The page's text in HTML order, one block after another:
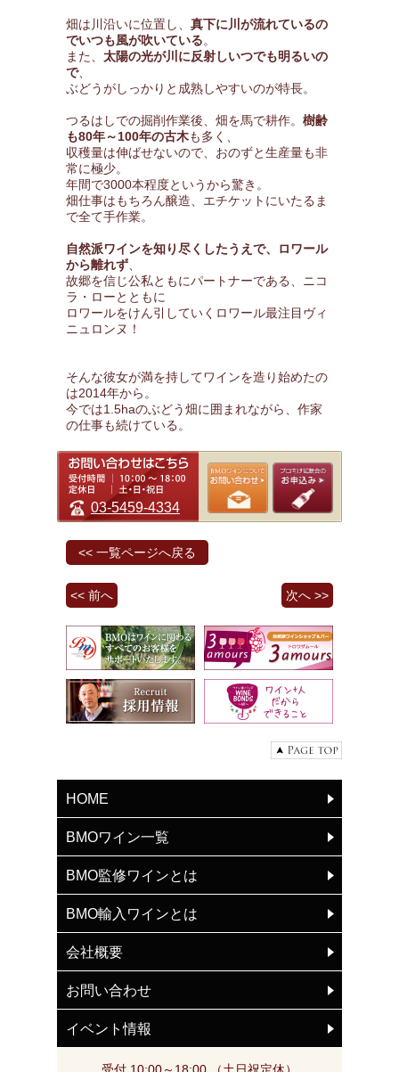
畑は川沿いに位置し、 真下に川が流れているの
でいつも風が吹いている。
また、 太陽の光が川に反射しいつでも明るいの
で、
ぶどうがしっかりと成熟しやすいのが特長。
つるはしでの掘削作業後、畑を馬で耕作。 樹齢
も80年～100年の古木も多く、
収穫量は伸ばせないので、おのずと生産量も非
常に極少。
年間で3000本程度というから驚き。
畑仕事はもちろん醸造、エチケットにいたるま
で全て手作業。
自然派ワインを知り尽くしたうえで、ロワール
から離れず
故郷を信じ公私ともにパートナーである、ニコ
ラ・ローとともに
ロワールをけん引していくロワール最注目ヴィ
ニュロンヌ！
そんな彼女が満を持してワインを造り始めたの
は2014年から。
今では1.5haのぶどう畑に囲まれながら、作家
の仕事も続けている。
03-5459-4334
<< 一覧ページへ戻る
<< 前へ 次へ >>
HOME
BMOワイン一覧
BMO監修ワインとは
BMO輸入ワインとは
会社概要
お問い合わせ
イベント情報